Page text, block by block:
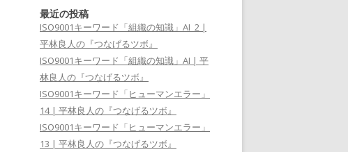
最近の投稿
ISO9001キーワード「組織の知識」AI_2 |
平林良人の『つなげるツボ』
ISO9001キーワード「組織の知識」AI | 平
林良人の『つなげるツボ』
ISO9001キーワード「ヒューマンエラー」
14 | 平林良人の『つなげるツボ』
ISO9001キーワード「ヒューマンエラー」
13 | 平林良人の『つなげるツボ』